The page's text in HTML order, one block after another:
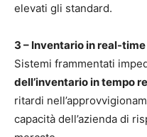
elevati gli standard.
3 – Inventario in real-time
Sistemi frammentati
dell’inventario in tempo
ritardi
capacità dell’azienda di